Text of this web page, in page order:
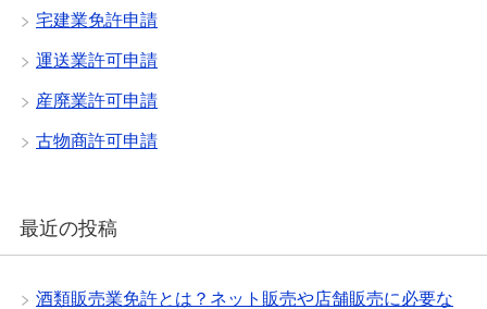
宅建業免許申請
運送業許可申請
産廃業許可申請
古物商許可申請
最近の投稿
酒類販売業免許とは？ネット販売や店舗販売に必要な